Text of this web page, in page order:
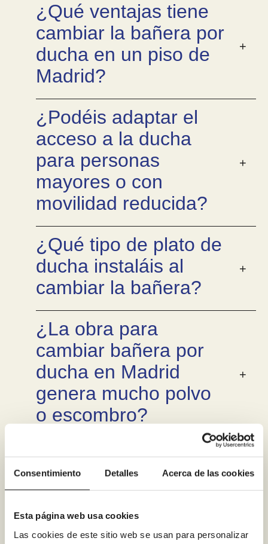
Consentimiento Detalles Acerca de las cookies
Esta página web usa cookies
Las cookies de este sitio web se usan para personalizar
¿Qué ventajas tiene
cambiar la bañera por
ducha en un piso de
Madrid?
¿Podéis adaptar el
acceso a la ducha
para personas
mayores o con
movilidad reducida?
¿Qué tipo de plato de
ducha instaláis al
cambiar la bañera?
¿La obra para
cambiar bañera por
ducha en Madrid
genera mucho polvo
o escombro?
¿Retiráis la bañera
antigua y os
desescombro?